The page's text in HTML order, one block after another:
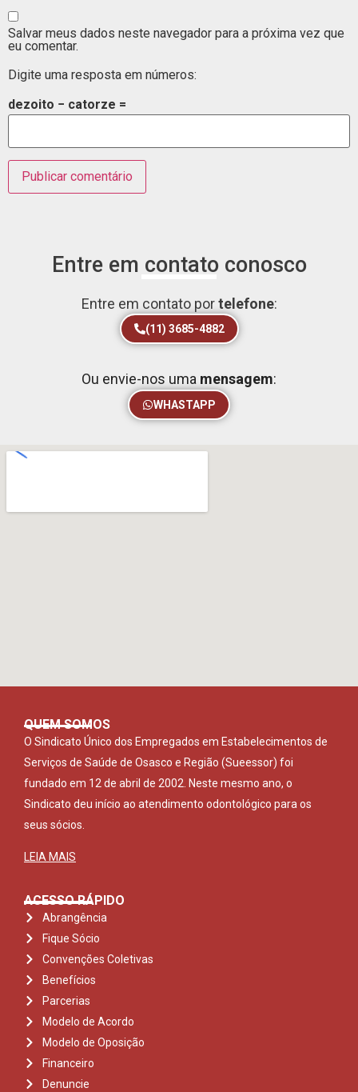
Salvar meus dados neste navegador para a próxima vez que
eu comentar.
Digite uma resposta em números:
dezoito − catorze =
Entre em contato conosco
Entre em contato portelefone:
(11) 3685-4882
Ou envie-nos uma mensagem:
WHASTAPP
QUEM SOMOS
O Sindicato Único dos Empregados em Estabelecimentos de
Serviços de Saúde de Osasco e Região (Sueessor) foi
fundado em 12 de abril de 2002. Neste mesmo ano, o
Sindicato deu início ao atendimento odontológico para os
seus sócios.
LEIA MAIS
ACESSO RÁPIDO
Abrangência
Fique Sócio
Convenções Coletivas
Benefícios
Parcerias
Modelo de Acordo
Modelo de Oposição
Financeiro
Denuncie